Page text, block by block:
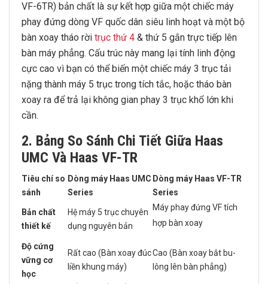
VF-6TR) bản chất là sự kết hợp giữa một chiếc máy
phay đứng dòng VF quốc dân siêu linh hoạt và một bộ
bàn xoay tháo rời trục thứ 4 & thứ 5 gắn trực tiếp lên
bàn máy phẳng. Cấu trúc này mang lại tính linh động
cực cao vì bạn có thể biến một chiếc máy 3 trục tải
nặng thành máy 5 trục trong tích tắc, hoặc tháo bàn
xoay ra để trả lại không gian phay 3 trục khổ lớn khi
cần.
2. Bảng So Sánh Chi Tiết Giữa Haas
UMC Và Haas VF-TR
Tiêu chí so
sánh
Dòng máy Haas UMC
Series
Dòng máy Haas VF-TR
Series
Bản chất
thiết kế
Hệ máy 5 trục chuyên
dụng nguyên bản
Máy phay đứng VF tích
hợp bàn xoay
Độ cứng
vững cơ
học
Rất cao (Bàn xoay đúc
liền khung máy)
Cao (Bàn xoay bắt bu-
lông lên bàn phẳng)